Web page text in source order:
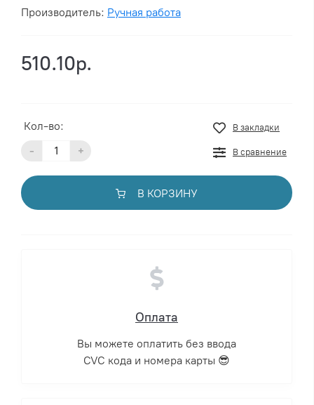
Производитель: Ручная работа
510.10р.
Кол-во:
- +
В закладки
В сравнение
В КОРЗИНУ
Оплата
Вы можете оплатить без ввода
CVC кода и номера карты 😎